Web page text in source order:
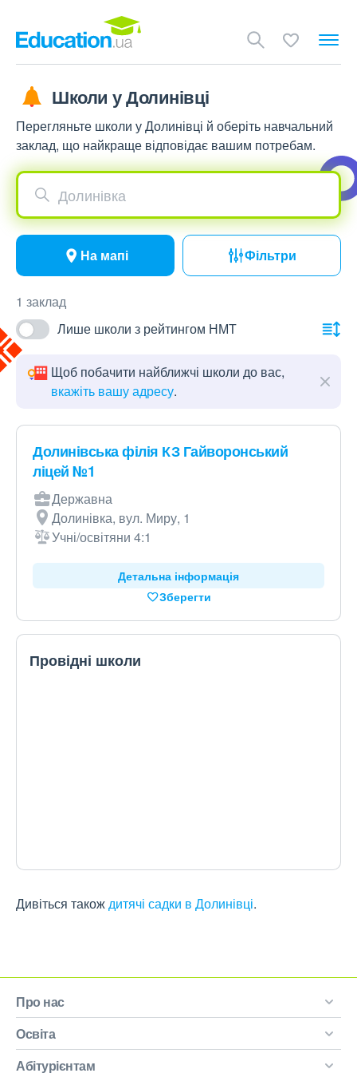
Школи у Долинівці
Перегляньте школи у Долинівці й оберіть навчальний
заклад, що найкраще відповідає вашим потребам.
Долинівка
На мапі Фільтри
1 заклад
Лише школи з рейтингом НМТ
Щоб побачити найближчі школи до вас,
вкажіть вашу адресу.
Долинівська філія КЗ Гайворонський
ліцей №1
Державна
Долинівка, вул. Миру, 1
Учні/освітяни 4:1
Детальна інформація
Зберегти
Провідні школи
Дивіться такождитячі садки в Долинівці.
Про нас
Освіта
Абітурієнтам